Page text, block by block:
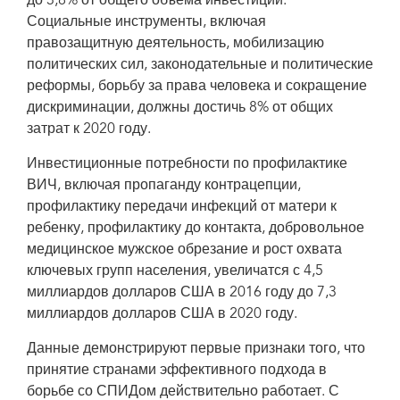
Социальные инструменты, включая
правозащитную деятельность, мобилизацию
политических сил, законодательные и политические
реформы, борьбу за права человека и сокращение
дискриминации, должны достичь 8% от общих
затрат к 2020 году.
Инвестиционные потребности по профилактике
ВИЧ, включая пропаганду контрацепции,
профилактику передачи инфекций от матери к
ребенку, профилактику до контакта, добровольное
медицинское мужское обрезание и рост охвата
ключевых групп населения, увеличатся с 4,5
миллиардов долларов США в 2016 году до 7,3
миллиардов долларов США в 2020 году.
Данные демонстрируют первые признаки того, что
принятие странами эффективного подхода в
борьбе со СПИДом действительно работает. С